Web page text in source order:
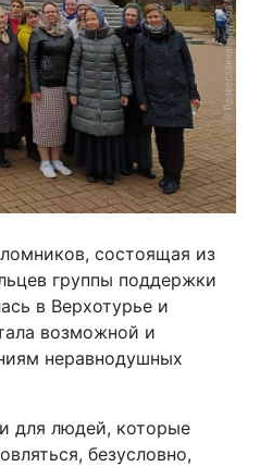
состоящая из
группы поддержки
в Верхотурье и
возможной и
неравнодушных
для людей, которые
безусловно,